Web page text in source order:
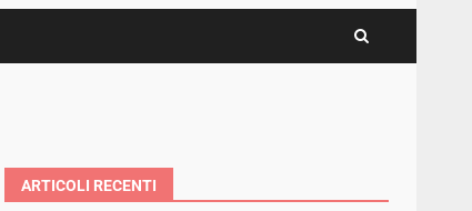
ARTICOLI RECENTI